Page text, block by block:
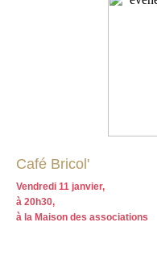
Café Bricol'
Vendredi 11 janvier,
à 20h30,
à la Maison des associations